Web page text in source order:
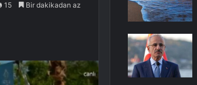
15 Bir dakikadan az